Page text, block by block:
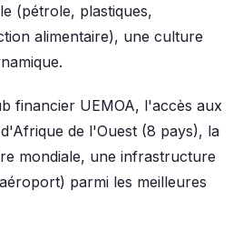
(pétrole, plastiques,
alimentaire), une culture
financier UEMOA, l'accès aux
de l'Ouest (8 pays), la
mondiale, une infrastructure
parmi les meilleures